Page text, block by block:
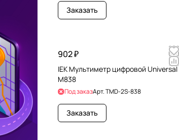
Заказать
902 ₽
IEK Мультиметр цифровой Universal
M838
Под заказАрт.TMD-2S-838
Заказать